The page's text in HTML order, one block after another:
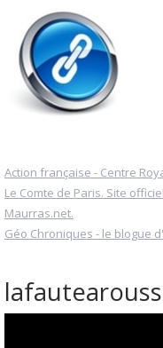
Action française - Centre
Le Comte de Paris. Site
Maurras.net.
Géo Chroniques - le blogue